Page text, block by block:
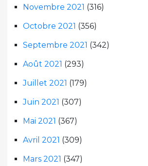
Novembre 2021 (316)
Octobre 2021 (356)
Septembre 2021 (342)
Août 2021 (293)
Juillet 2021 (179)
Juin 2021 (307)
Mai 2021 (367)
Avril 2021 (309)
Mars 2021 (347)